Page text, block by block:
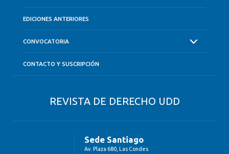
EDICIONES ANTERIORES
CONVOCATORIA
CONTACTO Y SUSCRIPCIÓN
REVISTA DE DERECHO UDD
Sede Santiago
Av. Plaza 680, Las Condes